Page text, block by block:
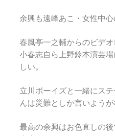
余興も遠峰あこ・女性中心
春風亭一之輔からのビデオ
小春志自ら上野鈴本演芸
しい。
立川ボーイズと一緒にス
んは災難としか言いようが
最高の余興はお色直しの